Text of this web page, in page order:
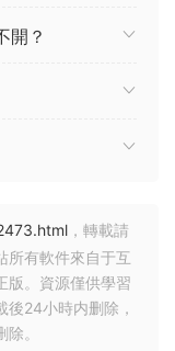
開？
，轉載請
所有軟件來自于互
版。資源僅供學習
24小時内删除，
。